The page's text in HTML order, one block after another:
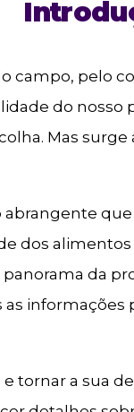
campo, pelo
do nosso
Mas
dos
da
as
tornar a sua